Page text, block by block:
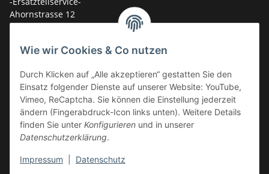
Wie wir Cookies & Co nutzen
Durch Klicken auf „Alle akzeptieren“ gestatten Sie den
Einsatz folgender Dienste auf unserer Website: YouTube,
Vimeo, ReCaptcha. Sie können die Einstellung jederzeit
ändern (Fingerabdruck-Icon links unten). Weitere Details
finden Sie unter Konfigurieren und in unserer
Datenschutzerklärung.
Impressum Datenschutz
Ahornstrasse 12
14959 Trebbin
Tel.: +49 (0)33731-289 975 (10-17 Uhr)